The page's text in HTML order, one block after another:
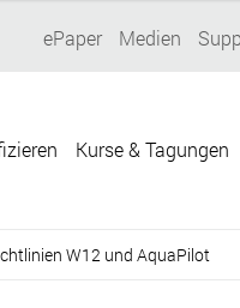
ePaper Medien
Kurse & Tagungen
W12 und AquaPilot